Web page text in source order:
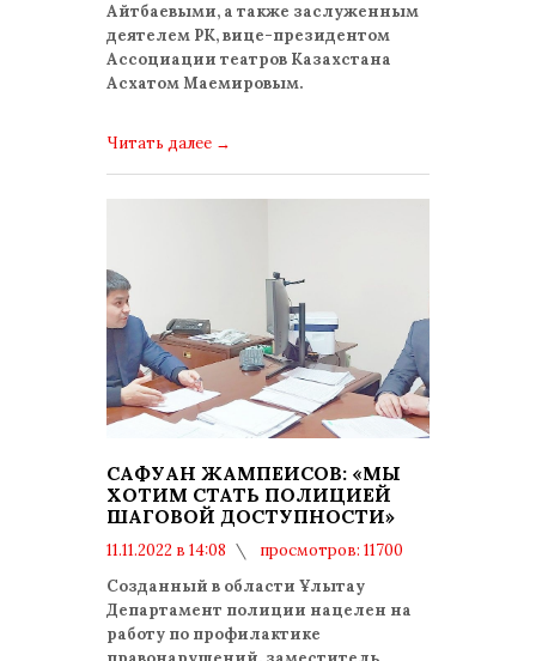
Айтбаевыми, а также заслуженным
деятелем РК, вице-президентом
Ассоциации театров Казахстана
Асхатом Маемировым.
Читать далее →
САФУАН ЖАМПЕИСОВ: «МЫ
ХОТИМ СТАТЬ ПОЛИЦИЕЙ
ШАГОВОЙ ДОСТУПНОСТИ»
11.11.2022 в 14:08
просмотров: 11700
комментариев: 0
Созданный в области Ұлытау
Департамент полиции нацелен на
работу по профилактике